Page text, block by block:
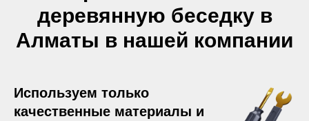
деревянную беседку в
Алматы в нашей компании
Используем только
качественные материалы и